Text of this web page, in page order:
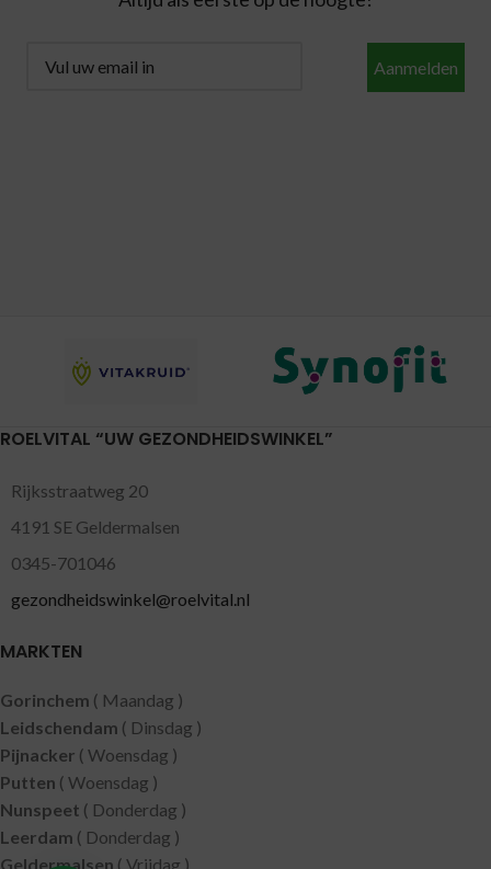
Aanmelden
ROELVITAL “UW GEZONDHEIDSWINKEL”
Rijksstraatweg 20
4191 SE Geldermalsen
0345-701046
gezondheidswinkel@roelvital.nl
MARKTEN
Gorinchem ( Maandag )
Leidschendam ( Dinsdag )
Pijnacker ( Woensdag )
Putten ( Woensdag )
Nunspeet ( Donderdag )
Leerdam ( Donderdag )
Geldermalsen ( Vrijdag )